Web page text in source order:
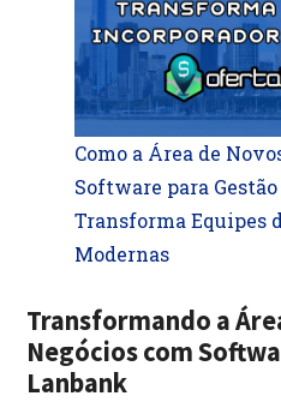
Como a Área de
Software para
Transforma Equipes
Modernas
Transformando a
Negócios com
Lanbank